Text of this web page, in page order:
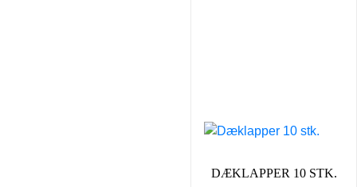
DÆKLAPPER 10 STK.